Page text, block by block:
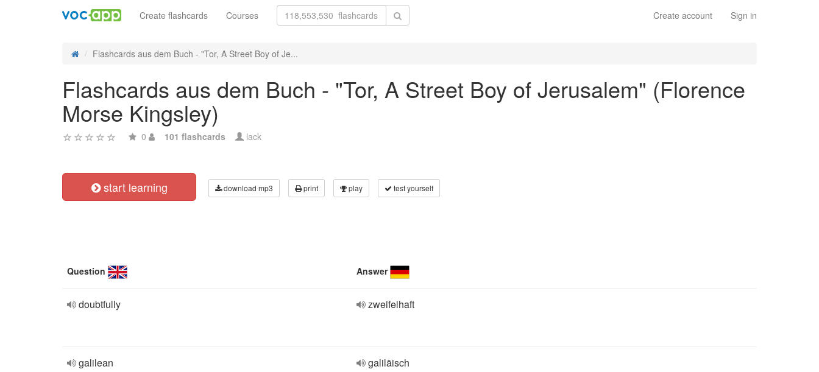
Create account Sign in
Create flashcards Courses
Flashcards aus dem Buch - "Tor, A Street Boy of Je...
Flashcards aus dem Buch - "Tor, A Street Boy of Jerusalem" (Florence
Morse Kingsley)
0 101 flashcards lack
start learning download mp3 print play test yourself
Question Answer
doubtfully zweifelhaft
galilean galiläisch